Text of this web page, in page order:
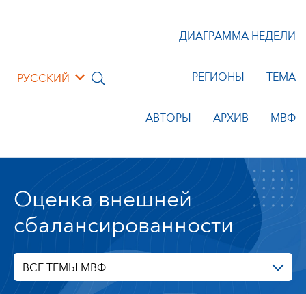
РУССКИЙ
ДИАГРАММА НЕДЕЛИ
РЕГИОНЫ ТЕМА
АВТОРЫ АРХИВ МВФ
Оценка внешней
сбалансированности
ВСЕ ТЕМЫ МВФ